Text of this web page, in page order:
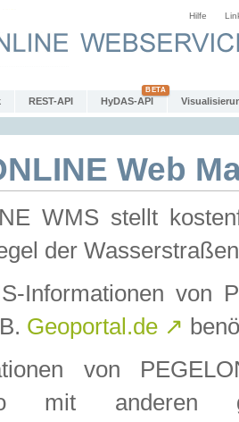
Hilfe
REST-API HyDAS-API
Web
WMS stellt
der
Informationen von
Geoportal.de ↗
von
mit anderen